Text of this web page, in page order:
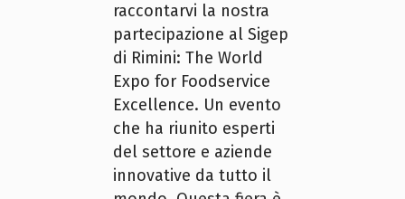
raccontarvi la nostra
partecipazione al Sigep
di Rimini: The World
Expo for Foodservice
Excellence. Un evento
che ha riunito esperti
del settore e aziende
innovative da tutto il